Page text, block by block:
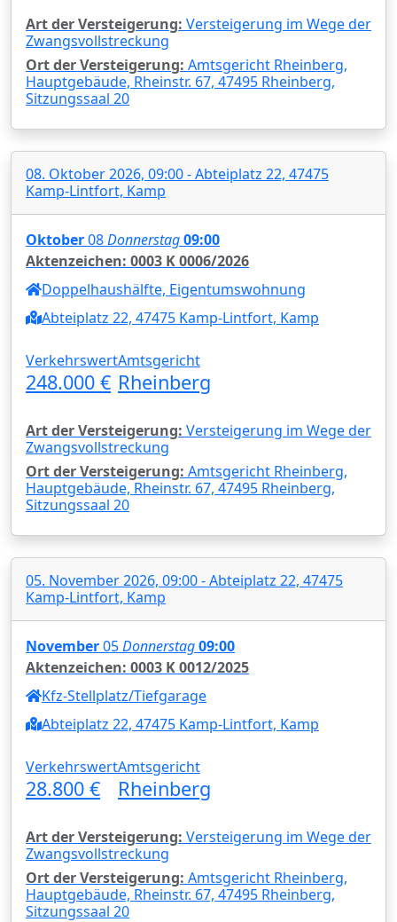
Art der Versteigerung: Versteigerung im Wege der
Zwangsvollstreckung
Ort der Versteigerung: Amtsgericht Rheinberg,
Hauptgebäude, Rheinstr. 67, 47495 Rheinberg,
Sitzungssaal 20
08. Oktober 2026, 09:00 - Abteiplatz 22, 47475
Kamp-Lintfort, Kamp
Oktober08Donnerstag09:00
Aktenzeichen: 0003 K 0006/2026
Doppelhaushälfte, Eigentumswohnung
Abteiplatz 22, 47475 Kamp-Lintfort, Kamp
Verkehrswert
248.000 €
Amtsgericht
Rheinberg
Art der Versteigerung: Versteigerung im Wege der
Zwangsvollstreckung
Ort der Versteigerung: Amtsgericht Rheinberg,
Hauptgebäude, Rheinstr. 67, 47495 Rheinberg,
Sitzungssaal 20
05. November 2026, 09:00 - Abteiplatz 22, 47475
Kamp-Lintfort, Kamp
November05Donnerstag09:00
Aktenzeichen: 0003 K 0012/2025
Kfz-Stellplatz/Tiefgarage
Abteiplatz 22, 47475 Kamp-Lintfort, Kamp
Verkehrswert
28.800 €
Amtsgericht
Rheinberg
Art der Versteigerung: Versteigerung im Wege der
Zwangsvollstreckung
Ort der Versteigerung: Amtsgericht Rheinberg,
Hauptgebäude, Rheinstr. 67, 47495 Rheinberg,
Sitzungssaal 20